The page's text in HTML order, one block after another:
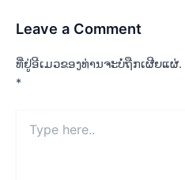
Leave a Comment
ທີ່ຢູ່ອີເມວຂອງທ່ານຈະບໍ່ຖືກເຜີຍແຜ່.
*
here..